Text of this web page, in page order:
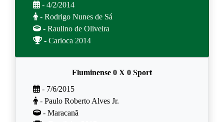
- 4/2/2014
- Rodrigo Nunes de Sá
- Raulino de Oliveira
- Carioca 2014
Fluminense 0 X 0 Sport
- 7/6/2015
- Paulo Roberto Alves Jr.
- Maracanã